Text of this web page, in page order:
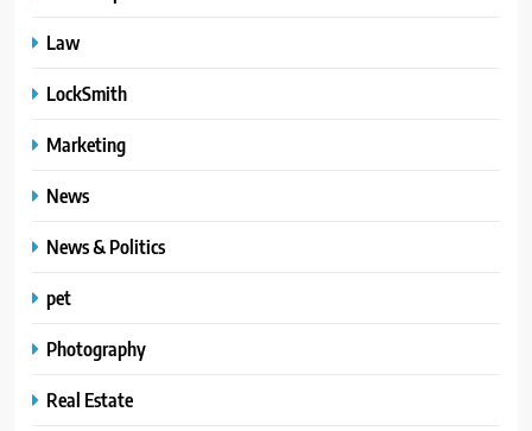
Law
LockSmith
Marketing
News
News & Politics
pet
Photography
Real Estate